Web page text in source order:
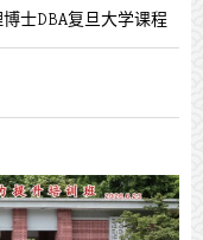
士DBA复旦大学课程